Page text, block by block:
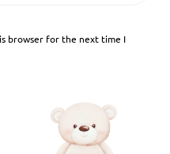
browser for the next time I